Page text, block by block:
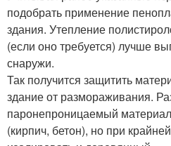
подобрать применение
здания. Утепление
(если оно требуется) лучше
снаружи.
Так получится защитить
здание от размораживания.
паронепроницаемый
(кирпич, бетон), но при